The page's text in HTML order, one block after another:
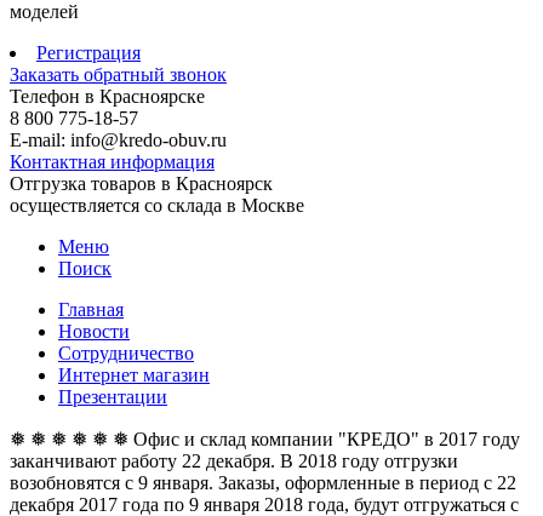
моделей
Регистрация
Заказать обратный звонок
Телефон в Красноярске
8 800 775-18-57
E-mail: info@kredo-obuv.ru
Контактная информация
Отгрузка товаров в Красноярск
осуществляется со склада в Москве
Меню
Поиск
Главная
Новости
Сотрудничество
Интернет магазин
Презентации
❅ ❅ ❅ ❅ ❅ ❅ Офис и склад компании "КРЕДО" в 2017 году
заканчивают работу 22 декабря. В 2018 году отгрузки
возобновятся с 9 января. Заказы, оформленные в период с 22
декабря 2017 года по 9 января 2018 года, будут отгружаться с